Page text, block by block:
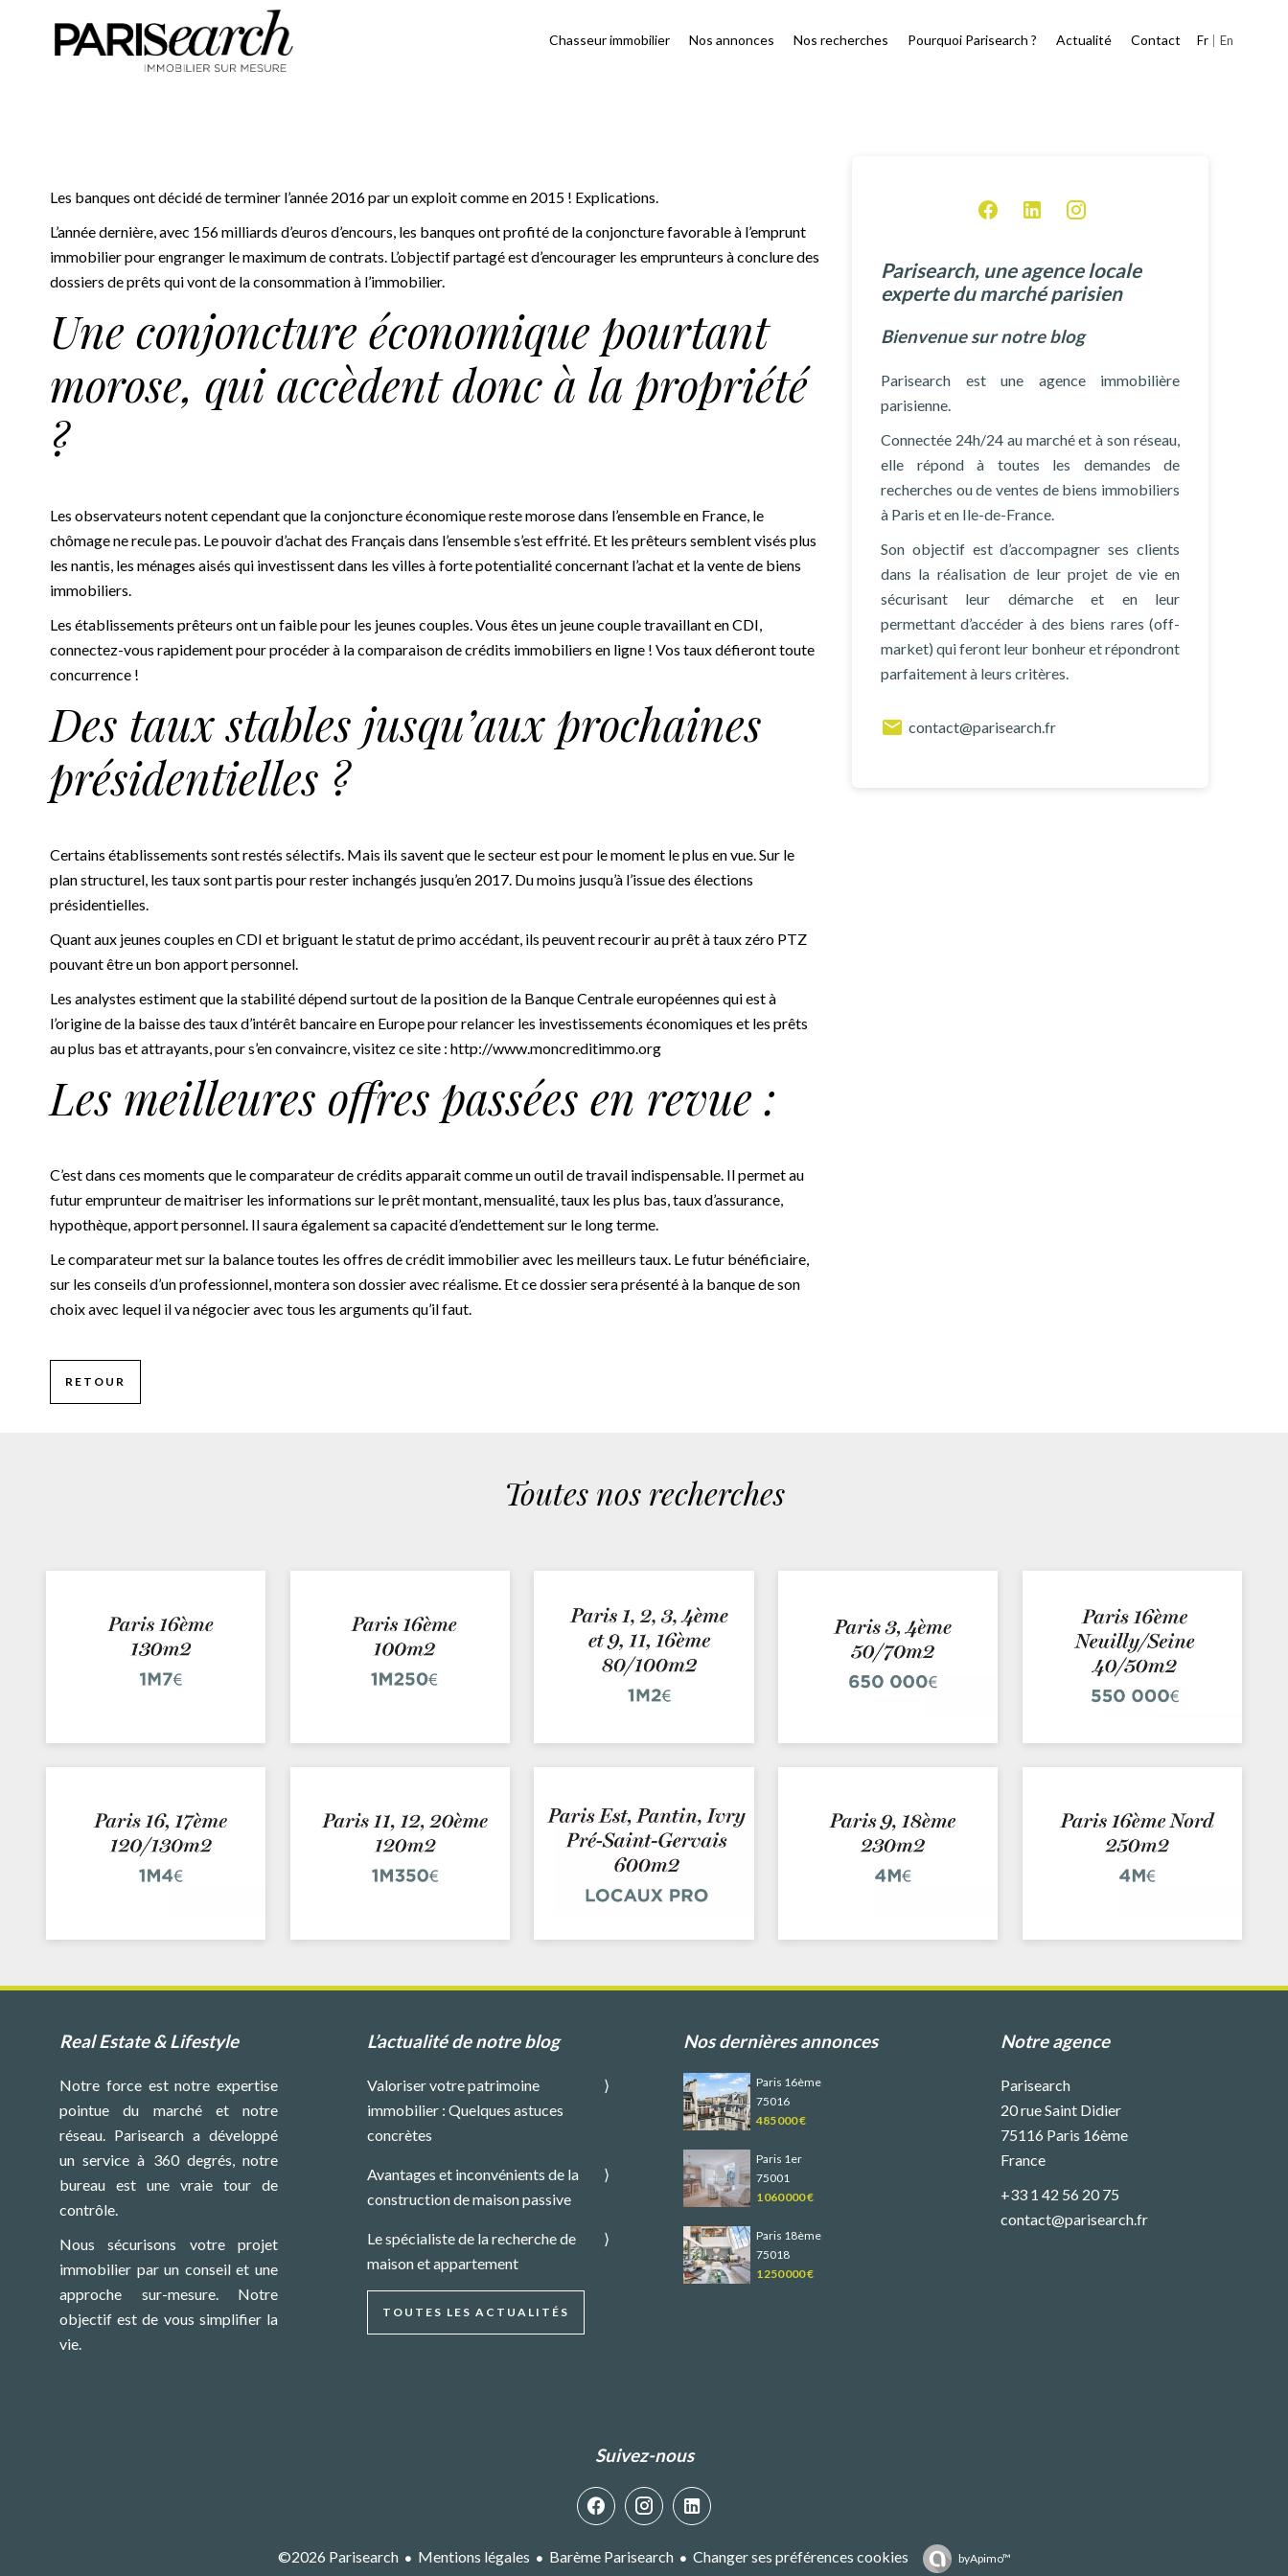
Chasseur immobilier Nos annonces Nos recherches Pourquoi Parisearch ? Actualité Contact Fr En
Les banques ont décidé de terminer l’année 2016 par un exploit comme en 2015 ! Explications.
L’année dernière, avec 156 milliards d’euros d’encours, les banques ont profité de la conjoncture favorable à l’emprunt
immobilier pour engranger le maximum de contrats. L’objectif partagé est d’encourager les emprunteurs à conclure des
dossiers de prêts qui vont de la consommation à l’immobilier.
Une conjoncture économique pourtant
morose, qui accèdent donc à la propriété
?
Les observateurs notent cependant que la conjoncture économique reste morose dans l’ensemble en France, le
chômage ne recule pas. Le pouvoir d’achat des Français dans l’ensemble s’est effrité. Et les prêteurs semblent visés plus
les nantis, les ménages aisés qui investissent dans les villes à forte potentialité concernant l’achat et la vente de biens
immobiliers.
Les établissements prêteurs ont un faible pour les jeunes couples. Vous êtes un jeune couple travaillant en CDI,
connectez-vous rapidement pour procéder à la comparaison de crédits immobiliers en ligne ! Vos taux défieront toute
concurrence !
Des taux stables jusqu’aux prochaines
présidentielles ?
Certains établissements sont restés sélectifs. Mais ils savent que le secteur est pour le moment le plus en vue. Sur le
plan structurel, les taux sont partis pour rester inchangés jusqu’en 2017. Du moins jusqu’à l’issue des élections
présidentielles.
Quant aux jeunes couples en CDI et briguant le statut de primo accédant, ils peuvent recourir au prêt à taux zéro PTZ
pouvant être un bon apport personnel.
Les analystes estiment que la stabilité dépend surtout de la position de la Banque Centrale européennes qui est à
l’origine de la baisse des taux d’intérêt bancaire en Europe pour relancer les investissements économiques et les prêts
au plus bas et attrayants, pour s’en convaincre, visitez ce site : http://www.moncreditimmo.org
Les meilleures offres passées en revue :
C’est dans ces moments que le comparateur de crédits apparait comme un outil de travail indispensable. Il permet au
futur emprunteur de maitriser les informations sur le prêt montant, mensualité, taux les plus bas, taux d’assurance,
hypothèque, apport personnel. Il saura également sa capacité d’endettement sur le long terme.
Le comparateur met sur la balance toutes les offres de crédit immobilier avec les meilleurs taux. Le futur bénéficiaire,
sur les conseils d’un professionnel, montera son dossier avec réalisme. Et ce dossier sera présenté à la banque de son
choix avec lequel il va négocier avec tous les arguments qu’il faut.
RETOUR
Parisearch, une agence locale
experte du marché parisien
Bienvenue sur notre blog
Parisearch est une agence immobilière
parisienne.
Connectée 24h/24 au marché et à son réseau,
elle répond à toutes les demandes de
recherches ou de ventes de biens immobiliers
à Paris et en Ile-de-France.
Son objectif est d’accompagner ses clients
dans la réalisation de leur projet de vie en
sécurisant leur démarche et en leur
permettant d’accéder à des biens rares (off-
market) qui feront leur bonheur et répondront
parfaitement à leurs critères.
contact@parisearch.fr
Toutes nos recherches
Real Estate & Lifestyle
Notre force est notre expertise
pointue du marché et notre
réseau. Parisearch a développé
un service à 360 degrés, notre
bureau est une vraie tour de
contrôle.
Nous sécurisons votre projet
immobilier par un conseil et une
approche sur-mesure. Notre
objectif est de vous simplifier la
vie.
L’actualité de notre blog
Valoriser votre patrimoine
immobilier : Quelques astuces
concrètes
Avantages et inconvénients de la
construction de maison passive
Le spécialiste de la recherche de
maison et appartement
TOUTES LES ACTUALITÉS
Nos dernières annonces
Paris 16ème
75016
485 000 €
Paris 1er
75001
1 060 000 €
Paris 18ème
75018
1 250 000 €
Notre agence
Parisearch
20 rue Saint Didier
75116 Paris 16ème
France
+33 1 42 56 20 75
contact@parisearch.fr
Suivez-nous
©2026 Parisearch Mentions légales Barème Parisearch Changer ses préférences cookies byApimo™